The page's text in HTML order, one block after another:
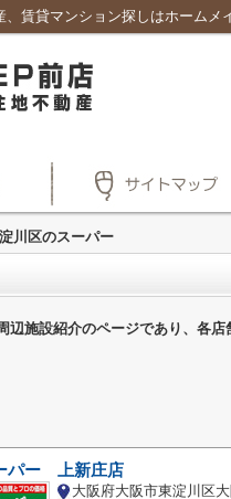
川区のスーパー
辺施設紹介のページであり、各店
パー 上新庄店